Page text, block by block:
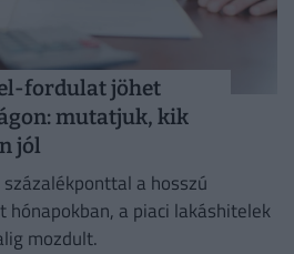
fordulat jöhet
mutatjuk, kik
jól
a hosszú
a piaci lakáshitelek
mozdult.